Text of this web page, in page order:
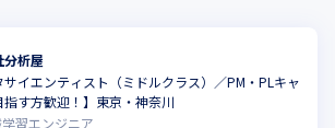
を担います。
分析者ではなく「顧客課題を解決するパー
分析屋
サイエンティスト（ミドルクラス）／PM・PLキャ
指す方歓迎！】東京・神奈川
習エンジニア